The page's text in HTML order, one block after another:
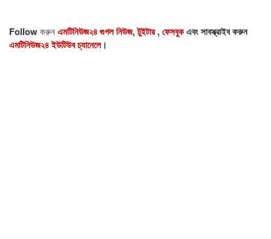
Followকরুনএমটিনিউজ২৪ গুগল নিউজ,টুইটার,ফেসবুকএবং সাবস্ক্রাইব করুন
এমটিনিউজ২৪ ইউটিউব চ্যানেলে।